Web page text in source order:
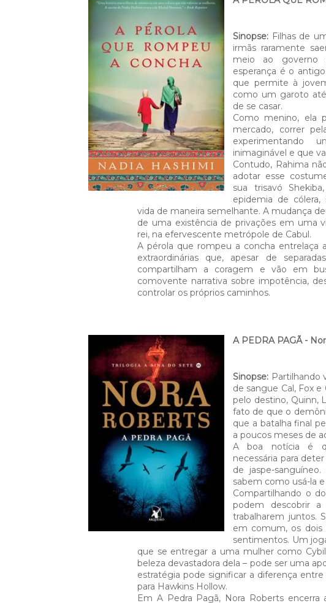
Sinopse: Filhas de
irmãs raramente
meio ao governo
esperança é o
que permite à
como um garoto
de se casar.
Como menino, ela
mercado, correr
experimentando
inimaginável e que
Contudo, Rahima
adotar esse
sua trisavó
epidemia de
vida de maneira semelhante. A mudança
de uma existência de privações em uma
rei, na efervescente metrópole de Cabul.
A pérola que rompeu a concha entrelaça
extraordinárias que, apesar de
compartilham a coragem e vão em
comovente narrativa sobre impotência,
controlar os próprios caminhos.
A PEDRA PAGÃ -
Sinopse: Partilhando
de sangue Cal, Fox
pelo destino, Quinn,
fato de que o
que a batalha final
a poucos meses de
A boa notícia é
necessária para
de jaspe-
sabem como usá-la
Compartilhando o
podem descobrir
trabalharem juntos.
em comum, os dois
sentimentos. Um
que se entregar a uma mulher como
beleza devastadora dela – pode ser uma
estratégia pode significar a diferença
para Hawkins Hollow.
Em A Pedra Pagã, Nora Roberts